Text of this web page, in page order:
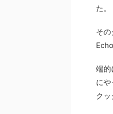
た。
そ
端的
にや
クッ